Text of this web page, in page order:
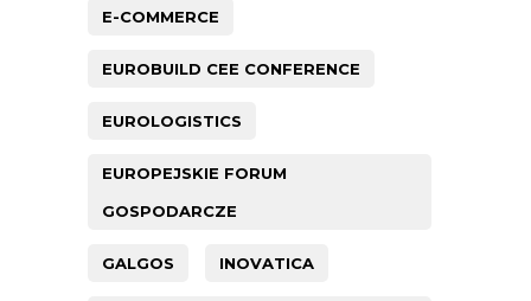
E-COMMERCE
EUROBUILD CEE CONFERENCE
EUROLOGISTICS
EUROPEJSKIE FORUM
GOSPODARCZE
GALGOS INOVATICA